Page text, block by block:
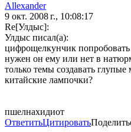
Allexander
9 окт. 2008 г., 10:08:17
Re[Улдыс]:
Улдыс писал(а):
цифрощелкунчик
нужен он ему или нет в
только темы создавать
китайские лампочки?
пшелнахидиот
ОтветитьЦитировать